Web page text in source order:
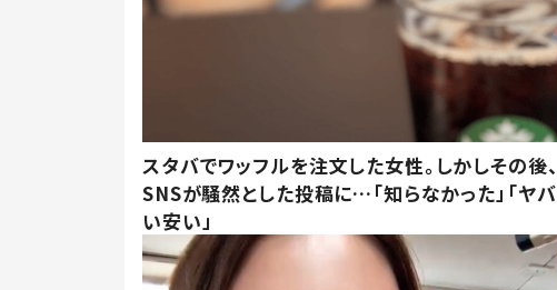
スタバでワッフルを注文した女性。しかしその後、
SNSが騒然とした投稿に…「知らなかった」「ヤバ
い安い」